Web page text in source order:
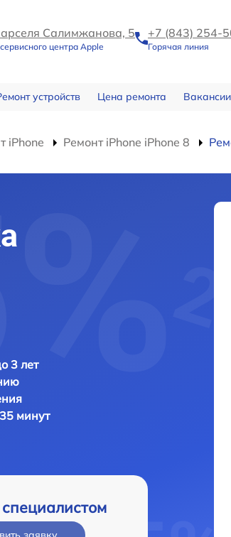
Салимжанова, 5
центра Apple
+7 (843) 254-
Горячая линия
устройств Цена ремонта Вакансии
iPhone Ремонт iPhone iPhone 8
3 лет
минут